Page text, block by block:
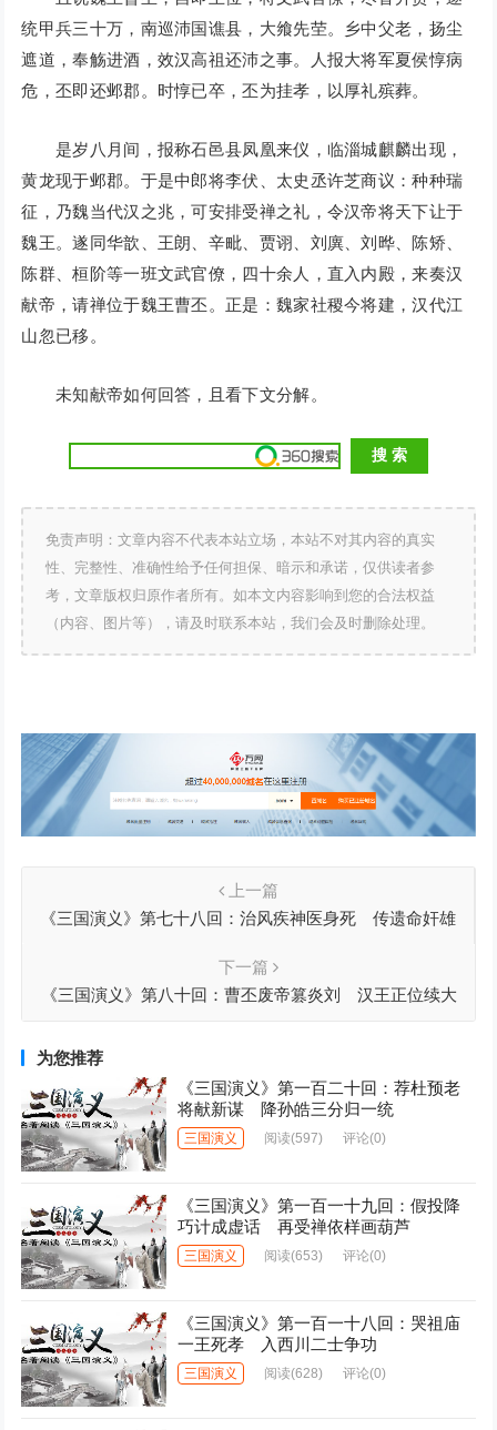
统甲兵三十万，南巡沛国谯县，大飨先茔。乡中父老，扬尘
遮道，奉觞进酒，效汉高祖还沛之事。人报大将军夏侯惇病
危，丕即还邺郡。时惇已卒，丕为挂孝，以厚礼殡葬。
是岁八月间，报称石邑县凤凰来仪，临淄城麒麟出现，
黄龙现于邺郡。于是中郎将李伏、太史丞许芝商议：种种瑞
征，乃魏当代汉之兆，可安排受禅之礼，令汉帝将天下让于
魏王。遂同华歆、王朗、辛毗、贾诩、刘廙、刘晔、陈矫、
陈群、桓阶等一班文武官僚，四十余人，直入内殿，来奏汉
献帝，请禅位于魏王曹丕。正是：魏家社稷今将建，汉代江
山忽已移。
未知献帝如何回答，且看下文分解。
免责声明：文章内容不代表本站立场，本站不对其内容的真实
性、完整性、准确性给予任何担保、暗示和承诺，仅供读者参
考，文章版权归原作者所有。如本文内容影响到您的合法权益
（内容、图片等），请及时联系本站，我们会及时删除处理。
上一篇
《三国演义》第七十八回：治风疾神医身死 传遗命奸雄
下一篇
《三国演义》第八十回：曹丕废帝篡炎刘 汉王正位续大
为您推荐
《三国演义》第一百二十回：荐杜预老
将献新谋 降孙皓三分归一统
三国演义 阅读(597) 评论(0)
《三国演义》第一百一十九回：假投降
巧计成虚话 再受禅依样画葫芦
三国演义 阅读(653) 评论(0)
《三国演义》第一百一十八回：哭祖庙
一王死孝 入西川二士争功
三国演义 阅读(628) 评论(0)